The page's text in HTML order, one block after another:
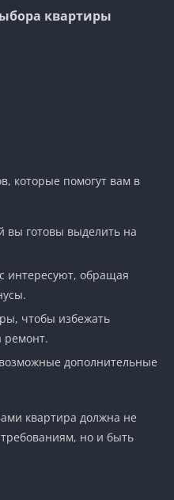
квартиры
которые помогут вам в
вы готовы выделить на
интересуют, обращая
чтобы избежать
ремонт.
дополнительные
квартира должна не
но и быть